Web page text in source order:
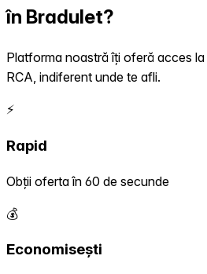
în Bradulet?
Platforma noastră îți oferă acces
RCA, indiferent unde te afli.
⚡
Rapid
Obții oferta în 60 de secunde
💰
Economisești